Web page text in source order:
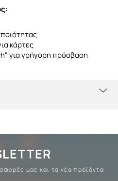
κάρτες
για γρήγορη πρόσβαση
μας και τα νέα προϊόντα